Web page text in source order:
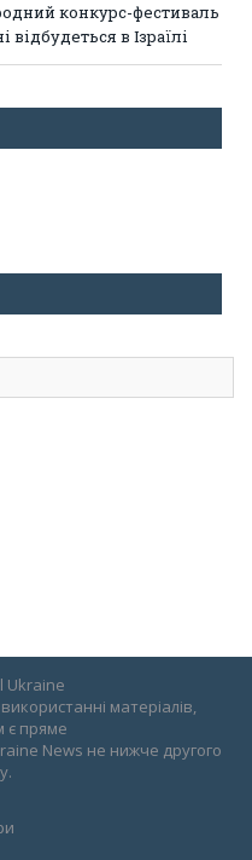
конкурс-фестиваль
відбудеться в Ізраїлі
Ukraine
матеріалів,
є пряме
News не нижче другого